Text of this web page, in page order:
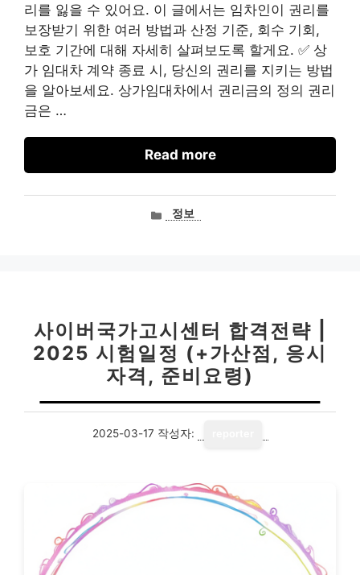
리를 잃을 수 있어요. 이 글에서는 임차인이 권리를
보장받기 위한 여러 방법과 산정 기준, 회수 기회,
보호 기간에 대해 자세히 살펴보도록 할게요. ✅ 상
가 임대차 계약 종료 시, 당신의 권리를 지키는 방법
을 알아보세요. 상가임대차에서 권리금의 정의 권리
금은 …
Read more
카정보
사이버국가고시센터 합격전략 |
2025 시험일정 (+가산점, 응시
자격, 준비요령)
2025-03-17 작성자: